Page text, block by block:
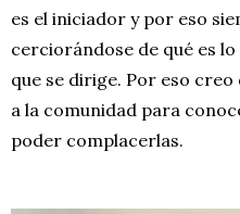
es el iniciador y por eso
cerciorándose de qué es
que se dirige. Por eso
a la comunidad para
poder complacerlas.